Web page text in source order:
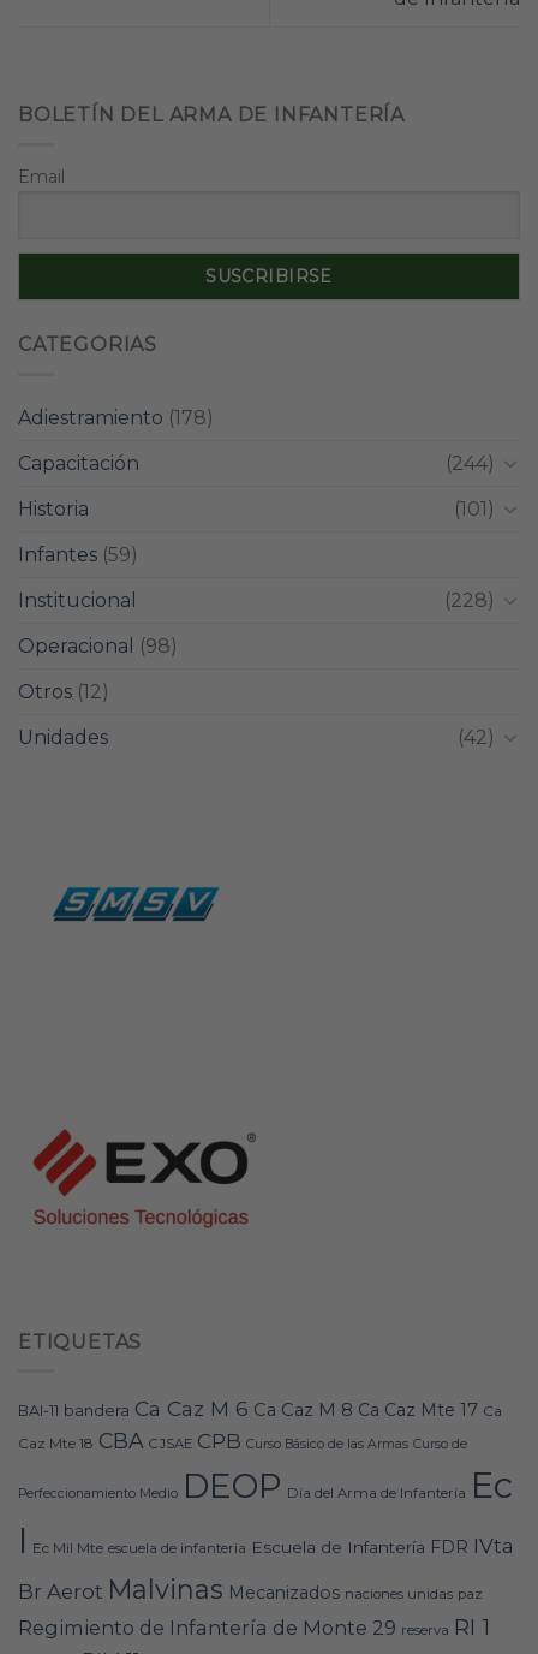
BOLETÍN DEL ARMA DE INFANTERÍA
Email
CATEGORIAS
Adiestramiento (178)
Capacitación
(244)
Historia
(101)
Infantes (59)
Institucional
(228)
Operacional
(98)
Otros (12)
Unidades
(42)
ETIQUETAS
BAI-11 bandera Ca Caz M 6 Ca Caz M 8 Ca Caz Mte 17 Ca
Caz Mte 18 CBA CJSAE CPB Curso Básico de las Armas Curso de
Perfeccionamiento Medio DEOP Día del Arma de Infantería Ec
I Ec Mil Mte escuela de infanteria Escuela de Infantería FDR IVta
Br Aerot Malvinas Mecanizados naciones unidas paz
Regimiento de Infantería de Monte 29 reserva RI 1